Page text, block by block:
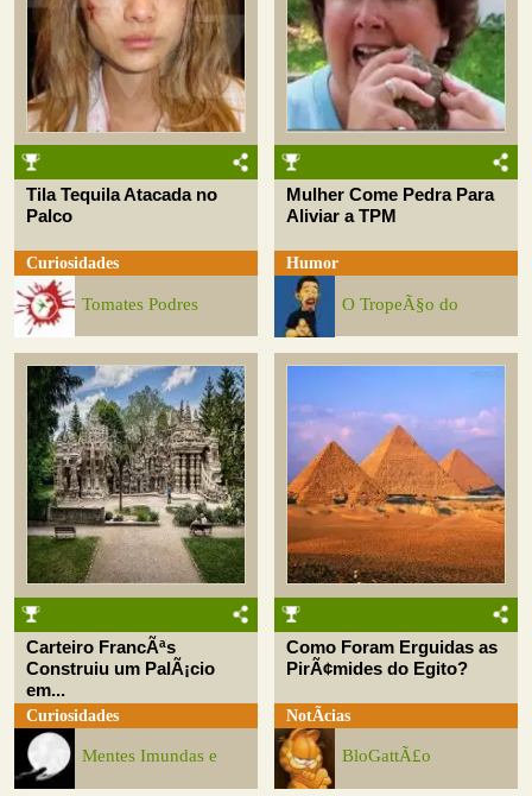
Tila Tequila Atacada no
Palco
Curiosidades
Tomates Podres
Mulher Come Pedra Para
Aliviar a TPM
Humor
O TropeÃ§o do
Carteiro FrancÃªs
Construiu um PalÃ¡cio
em...
Curiosidades
Mentes Imundas e
Como Foram Erguidas as
PirÃ¢mides do Egito?
NotÃ­cias
BloGattÃ£o